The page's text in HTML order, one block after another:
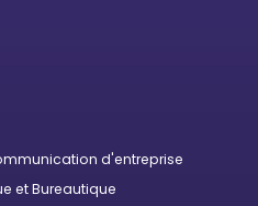
d'entreprise
et Bureautique